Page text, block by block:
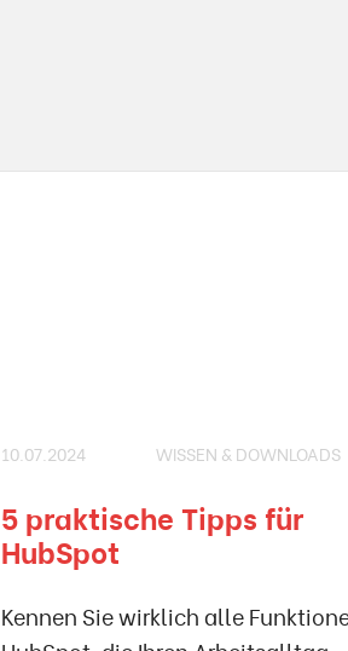
10.07.2024 WISSEN & DOWNLOADS
5 praktische Tipps für
HubSpot
Kennen Sie wirklich alle